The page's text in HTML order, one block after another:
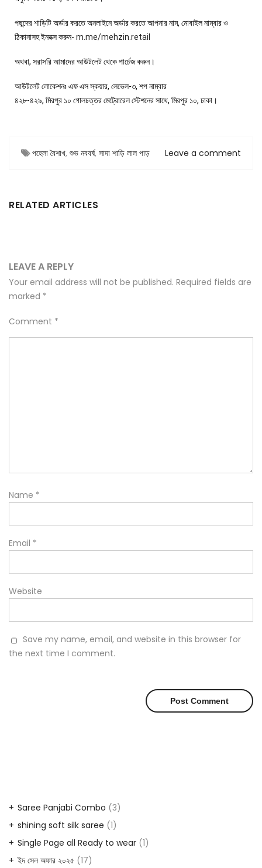
পছন্দের শাড়িটি অর্ডার করতে অনলাইনে অর্ডার করতে আপনার নাম, মোবাইল নাম্বার ও
ঠিকানাসহ ইনবক্স করুন- m.me/mehzin.retail
অথবা, সরাসরি আমাদের আউটলেট থেকে পার্চেজ করুন।
আউটলেট লোকেশনঃ এফ এস স্কয়ার, লেভেল-৩, শপ নাম্বার
৪২৮-৪২৯, মিরপুর ১০ গোলচত্তর মেট্রোরেল স্টেশনের সাথে, মিরপুর ১০, ঢাকা।
পহেলা বৈশাখ, শুভ নববর্ষ, সাদা শাড়ি লাল পাড় Leave a comment
RELATED ARTICLES
LEAVE A REPLY
Your email address will not be published. Required fields are
marked *
Comment *
Name *
Email *
Website
Save my name, email, and website in this browser for
the next time I comment.
Saree Panjabi Combo 3
shining soft silk saree 1
Single Page all Ready to wear 1
ইদ সেল অফার ২০২৫ 17